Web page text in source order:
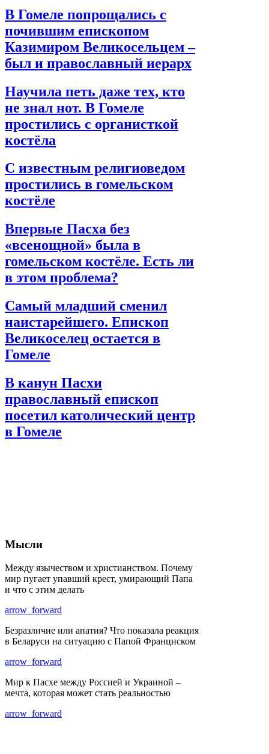
В Гомеле попрощались с
почившим епископом
Казимиром Великосельцем –
был и православный иерарх
Научила петь даже тех, кто
не знал нот. В Гомеле
простились с органисткой
костёла
С известным религиоведом
простились в гомельском
костёле
Впервые Пасха без
«всенощной» была в
гомельском костёле. Есть ли
в этом проблема?
Самый младший сменил
наистарейшего. Епископ
Великоселец остается в
Гомеле
В канун Пасхи
православный епископ
посетил католический центр
в Гомеле
Мысли
Между язычеством и христианством. Почему
мир пугает упавший крест, умирающий Папа
и что с этим делать
arrow_forward
Безразличие или апатия? Что показала реакция
в Беларуси на ситуацию с Папой Франциском
arrow_forward
Мир к Пасхе между Россией и Украиной –
мечта, которая может стать реальностью
arrow_forward